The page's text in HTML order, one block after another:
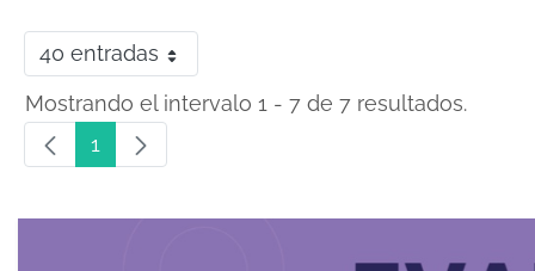
40 entradasPor página
Mostrando el intervalo 1 - 7 de 7 resultados.
Página
1